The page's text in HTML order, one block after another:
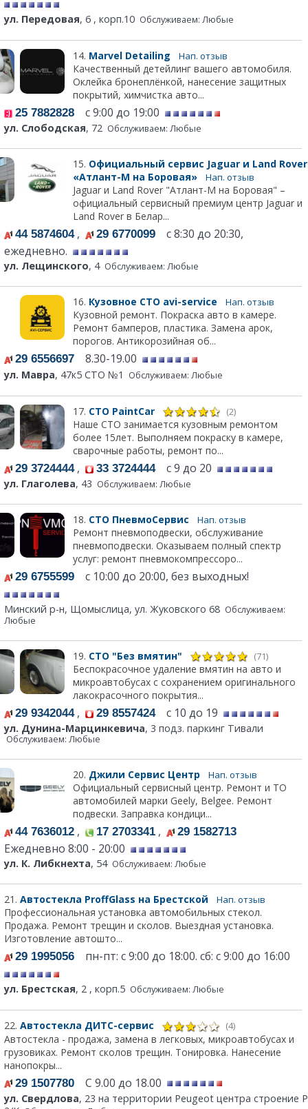
ул. Передовая, 6 , корп.10 Обслуживаем: Любые
14. Marvel Detailing Нап. отзыв
Качественный детейлинг вашего автомобиля.
Оклейка бронеплёнкой, нанесение защитных
покрытий, химчистка авто...
25 7882828 с 9:00 до 19:00
ул. Слободская, 72 Обслуживаем: Любые
15. Официальный сервис Jaguar и Land Rover
«Атлант-М на Боровая»
Нап. отзыв
Jaguar и Land Rover "Атлант-М на Боровая" –
официальный сервисный премиум центр Jaguar и
Land Rover в Белар...
44 5874604, 29 6770099 с 8:30 до 20:30,
ежедневно.
ул. Лещинского, 4 Обслуживаем: Любые
16. Кузовное СТО avi-service Нап. отзыв
Кузовной ремонт. Покраска авто в камере.
Ремонт бамперов, пластика. Замена арок,
порогов. Антикорозийная об...
29 6556697 8.30-19.00
ул. Мавра, 47к5 СТО №1 Обслуживаем: Любые
17. СТО PaintCar (2)
Наше СТО занимается кузовным ремонтом
более 15лет. Выполняем покраску в камере,
сварочные работы, ремонт по...
29 3724444, 33 3724444с 9 до 20
ул. Глаголева, 43 Обслуживаем: Любые
18. СТО ПневмоСервис Нап. отзыв
Ремонт пневмоподвески, обслуживание
пневмоподвески. Оказываем полный спектр
услуг: ремонт пневмокомпрессоро...
29 6755599 с 10:00 до 20:00, без выходных!
Минский р-н, Щомыслица, ул. Жуковского 68 Обслуживаем:
Любые
19. СТО "Без вмятин" (71)
Беспокрасочное удаление вмятин на авто и
микроавтобусах с сохранением оригинального
лакокрасочного покрытия...
29 9342044, 29 8557424с 10 до 19
ул. Дунина-Марцинкевича, 3 подз. паркинг Тивали
Обслуживаем: Любые
20. Джили Сервис Центр Нап. отзыв
Официальный сервисный центр. Ремонт и ТО
автомобилей марки Geely, Belgee. Ремонт
подвески. Заправка кондици...
44 7636012 , 17 2703341 , 29 1582713
Ежедневно 8:00 - 20:00
ул. К. Либкнехта, 54 Обслуживаем: Любые
21. Автостекла ProffGlass на Брестской Нап. отзыв
Профессиональная установка автомобильных стекол.
Продажа. Ремонт трещин и сколов. Выездная установка.
Изготовление автошто...
29 1995056 пн-пт: с 9:00 до 18:00. сб: с 9:00 до 16:00
ул. Брестская, 2 , корп.5 Обслуживаем: Любые
22. Автостекла ДИТС-сервис (4)
Автостекла - продажа, замена в легковых, микроавтобусах и
грузовиках. Ремонт сколов трещин. Тонировка. Нанесение
нанопокры...
29 1507780 С 9.00 до 18.00
ул. Свердлова, 23 на территории Peugeot центра строение Р